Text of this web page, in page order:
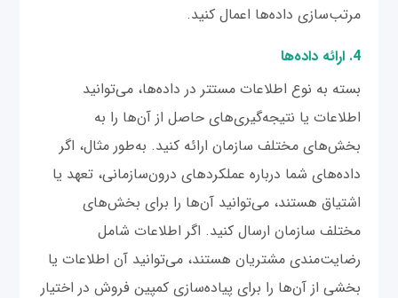
مرتب‌سازی داده‌ها اعمال کنید.
4. ارائه داده‌ها
بسته به نوع اطلاعات مستتر در داده‌ها، می‌توانید
اطلاعات یا نتیجه‌گیری‌های حاصل از آن‌ها را به
بخش‌های مختلف سازمان ارائه کنید. به‌طور مثال، اگر
داده‌های شما درباره عملکردهای درون‌سازمانی،‌ تعهد یا
اشتیاق هستند، می‌توانید آن‌ها را برای بخش‌های
مختلف سازمان ارسال کنید. اگر اطلاعات شامل
رضایت‌مندی مشتریان هستند، می‌توانید آن اطلاعات یا
بخشی از آن‌ها را برای پیاده‌سازی کمپین فروش در اختیار